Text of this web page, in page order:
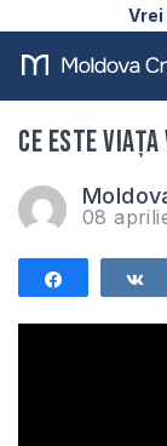
Vrei
Ce este
08